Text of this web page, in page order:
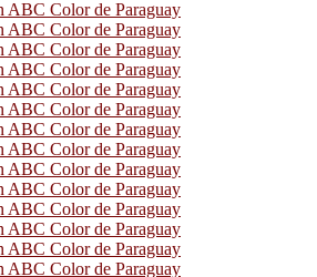
ABC Color de Paraguay
ABC Color de Paraguay
ABC Color de Paraguay
ABC Color de Paraguay
ABC Color de Paraguay
ABC Color de Paraguay
ABC Color de Paraguay
ABC Color de Paraguay
ABC Color de Paraguay
ABC Color de Paraguay
ABC Color de Paraguay
ABC Color de Paraguay
ABC Color de Paraguay
ABC Color de Paraguay